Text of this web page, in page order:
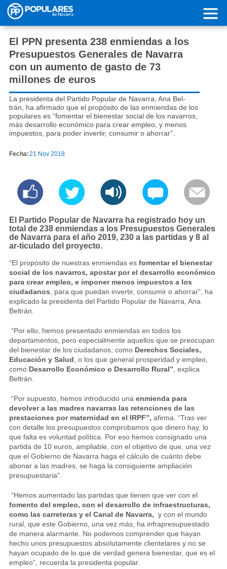
Pasar al contenido principal
El PPN presenta 238 enmiendas a los
Presupuestos Generales de Navarra
con un aumento de gasto de 73
millones de euros
La presidenta del Partido Popular de Navarra, Ana Bel-
trán, ha afirmado que el propósito de las enmiendas de los
populares es “fomentar el bienestar social de los navarros,
más desarrollo económico para crear empleo, y menos
impuestos, para poder invertir, consumir o ahorrar”.
Fecha:21 Nov 2018
El Partido Popular de Navarra ha registrado hoy un
total de 238 enmiendas a los Presupuestos Generales
de Navarra para el año 2019, 230 a las partidas y 8 al
ar-ticulado del proyecto.
“El propósito de nuestras enmiendas esfomentar el bienestar
social de los navarros, apostar por el desarrollo económico
para crear empleo, e imponer menos impuestos a los
ciudadanos , para que puedan invertir, consumir o ahorrar”, ha
explicado la presidenta del Partido Popular de Navarra, Ana
Beltrán.
“Por ello, hemos presentado enmiendas en todos los
departamentos, pero especialmente aquellos que se preocupan
del bienestar de los ciudadanos, como Derechos Sociales,
Educación y Salud , o los que general prosperidad y empleo,
como Desarrollo Económico o Desarrollo Rural” , explica
Beltrán.
“Por supuesto, hemos introducido unaenmienda para
devolver a las madres navarras las retenciones de las
prestaciones por maternidad en el IRPF”, afirma. “Tras ver
con detalle los presupuestos comprobamos que dinero hay, lo
que falta es voluntad política. Por eso hemos consignado una
partida de 10 euros, ampliable, con el objetivo de que, una vez
que el Gobierno de Navarra haga el cálculo de cuánto debe
abonar a las madres, se haga la consiguiente ampliación
presupuestaria”.
“Hemos aumentado las partidas que tienen que ver con el
fomento del empleo, con el desarrollo de infraestructuras,
como las carreteras y el Canal de Navarra, y con el mundo
rural, que este Gobierno, una vez más, ha infrapresupuestado
de manera alarmante. No podemos comprender que hayan
hecho unos presupuestos absolutamente clientelares y no se
hayan ocupado de lo que de verdad genera bienestar, que es el
empleo”, recuerda la presidenta popular.